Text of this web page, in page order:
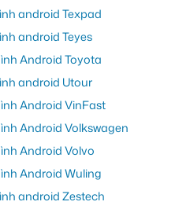
android Texpad
android Teyes
Android Toyota
android Utour
Android VinFast
Android Volkswagen
Android Volvo
Android Wuling
android Zestech